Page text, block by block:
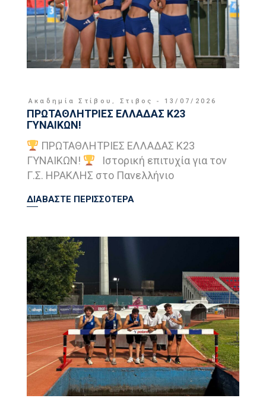
Ακαδημία Στίβου , Στιβος 13/07/2026
ΠΡΩΤΑΘΛΗΤΡΙΕΣ ΕΛΛΑΔΑΣ Κ23
ΓΥΝΑΙΚΩΝ!
ΠΡΩΤΑΘΛΗΤΡΙΕΣ ΕΛΛΑΔΑΣ Κ23
ΓΥΝΑΙΚΩΝ!
Ιστορική επιτυχία για τον
Γ.Σ. ΗΡΑΚΛΗΣ στο Πανελλήνιο
ΔΙΑΒΑΣΤΕ ΠΕΡΙΣΣΟΤΕΡΑ